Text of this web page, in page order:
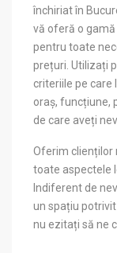
închiriat în
vă oferă o
pentru toate
prețuri. Utilizați
criteriile pe care
oraș, funcțiune,
de care aveți
Oferim clienților
toate aspectele
Indiferent de
un spațiu
nu ezitați să ne